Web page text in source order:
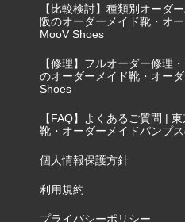
【比較検討】種類別オーダ
阪のオーダーメイド靴・オ
MooV Shoes
【修理】フルオーダー修理
のオーダーメイド靴・オー
Shoes
【FAQ】よくあるご質問 |
靴・オーダーメイドパンプ
個人情報保護方針
利用規約
プライバシーポリシー